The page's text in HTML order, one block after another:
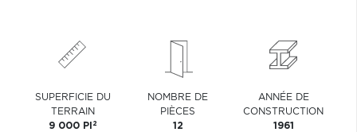
SUPERFICIE DU
TERRAIN
9 000 PI 2
NOMBRE DE
PIÈCES
12
ANNÉE DE
CONSTRUCTION
1961